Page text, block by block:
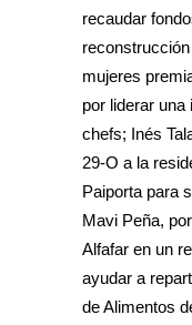
recaudar
mujeres
por liderar una
chefs; Inés
29-O a la
Paiporta para
Mavi Peña,
Alfafar en un
ayudar a
de Alimentos